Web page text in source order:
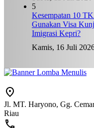
5
Kesempatan 10
Gunakan Visa
Imigrasi Kepri?
Kamis, 16 Juli
Jl. MT. Haryono, Gg.
Riau